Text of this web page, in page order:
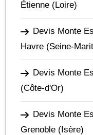
Étienne (Loire)
Devis Monte
Havre (Seine-
Devis Monte
(Côte-d'Or)
Devis Monte
Grenoble (Isère)